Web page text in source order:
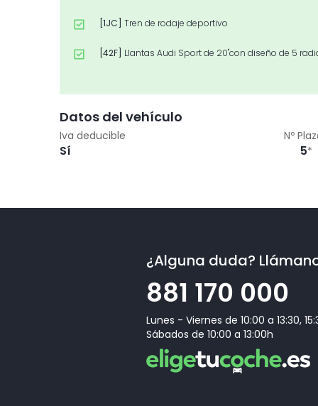
[1JC] Tren de rodaje deportivo
[42F] Llantas Audi Sport de 20"con diseño de 5
[9VS] Bang & Olufsen Premium Sound System con
[QQ2] Paquete de iluminación ambiente de
Paquete Confort
Rueda de repuesto de tamaño reducido
Llave de confort "sin SAFETYLOCK"
Pintura gris Daytona efecto perla Audi exclusive
Datos del vehículo
Iva deducible
Sí
Nº
5*
¿Alguna duda?
881 170 000
Lunes - Viernes de 10:00 a 13:30,
Sábados de 10:00 a 13:00h